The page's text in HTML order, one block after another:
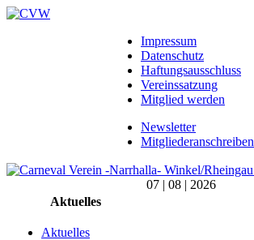
Impressum
Datenschutz
Haftungsausschluss
Vereinssatzung
Mitglied werden
Newsletter
Mitgliederanschreiben
07 | 08 | 2026
Aktuelles
Aktuelles